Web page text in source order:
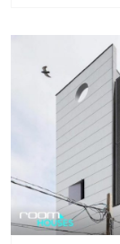
กิจกรรมของทุ
.พื้นที่ว่าง ซึ่ง
เหมือนฉากหน้
อย่าง ทั้งยังน
เปิดที่เห็นท้อง
อาคาร เวลา
เกิดขึ้นอย่าง
กลางบ้านอันมีต้
บ้าน และอาคา
ต้องสร้างให้เ
แสง และลมใ
ความโปร่ง โ
จ้าเกินไปก็อา
ประเทศไทย
บ้านหลังนี้ จึงเ
ที่อบอุ่น และผ่อ